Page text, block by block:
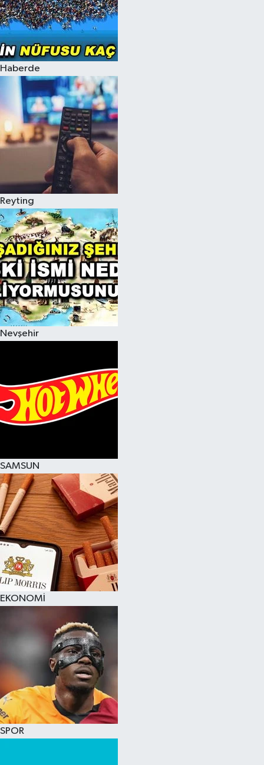
Haberde
Reyting
Nevşehir
SAMSUN
EKONOMİ
SPOR